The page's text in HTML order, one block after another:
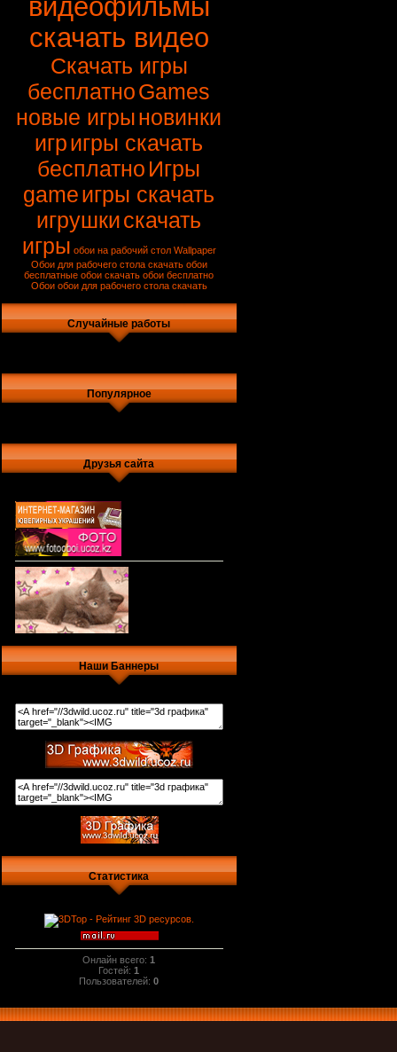
видеофильмы
скачать видео
Скачать игры
бесплатноGames
новые игрыновинки
игригры скачать
бесплатно Игры
gameигры скачать
игрушкискачать
игры обои на рабочий стол Wallpaper
Обои для рабочего стола скачать обои
бесплатные обои скачать обои бесплатно
Обои обои для рабочего стола скачать
Случайные работы
Популярное
Друзья сайта
Наши Баннеры
Статистика
Онлайн всего:1
Гостей:1
Пользователей:0